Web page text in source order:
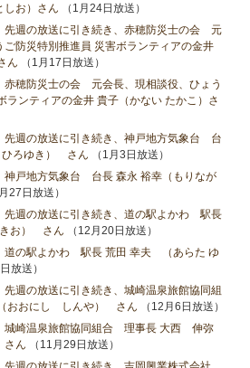
お）さん （1月24日放送）
先週の放送に引き続き、赤穂防災士の会 元
防災特別推進員 災害ボランティアの金井
ん （1月17日放送）
赤穂防災士の会 元会長、現相談役、ひょう
ランティアの金井 貴子（かない たかこ）さ
先週の放送に引き続き、神戸地方気象台 台
ひろゆき） さん （1月3日放送）
神戸地方気象台 台長 森永 裕幸（もりなが
27日放送）
先週の放送に引き続き、道の駅よかわ 駅長
お） さん （12月20日放送）
道の駅よかわ 駅長 荒田 幸夫 （あらた ゆ
放送）
先週の放送に引き続き、城崎温泉旅館協同組
おおにし しんや） さん （12月6日放送）
城崎温泉旅館協同組合 理事長 大西 伸弥
ん （11月29日放送）